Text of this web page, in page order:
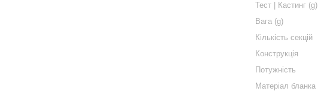
Тест | Кастинг (g)
Вага (g)
Кількість секцій
Конструкція
Потужність
Матеріал бланка